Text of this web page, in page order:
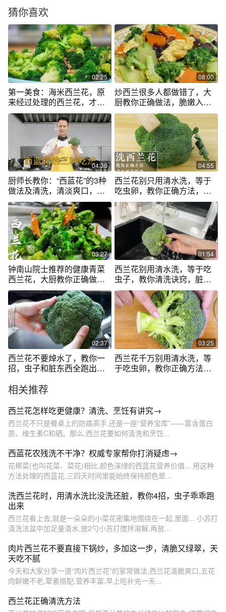
猜你喜欢
02:25
第一美食：海米西兰花，原
来经过处理的西兰花，才这
样青脆
08:00
炒西兰很多人都做错了，大
厨教你正确做法，脆嫩入味
下酒又下饭
04:36
厨师长教你：“西蓝花”的3种
做法及清洗，清淡爽口，操
作简单
04:55
西兰花别只用清水洗，等于
吃虫卵，教你正确方法，脏
东西全洗净
03:27
钟南山院士推荐的健康青菜
西兰花，大厨教你正确做
法，越吃越健康
01:54
西兰花别用清水洗，等于吃
虫子，教你清洗诀窍，脏东
西全去除
02:37
西兰花不要焯水了，教你一
招，虫子和脏东西全跑出
03:25
西兰花千万别用清水洗，等
于吃虫卵，教你正确方法，
相关推荐
西兰花怎样吃更健康？清洗、烹饪有讲究→
西兰花不只是餐桌上的防癌高手,还是一座“营养宝库”——富含蛋白
质、维生素C和硒。那么,西兰花要如何清洗和烹饪...
西蓝花农残洗不干净？权威专家帮你打消疑虑→
花椰菜(也叫花菜、菜花)相比,颜色深绿的西蓝花营养价值... 用这种
方法处理的西蓝花,三四天时间里能始终保持颜色翠...
洗西兰花时，用清水洗比没洗还脏，教你4招，虫子乖乖跑
出来
西兰花看上去,就是一朵朵的小菜花密集地围绕在一起,里面... 小苏打
清洗法盆中加足量清水,放2勺小苏打搅拌溶解,再放...
肉片西兰花不要直接下锅炒，多加这一步，清脆又绿翠，天
天吃不腻
今天和大家分享一道“肉片西兰花”的家常做法,西兰花清脆爽口,五花
肉鲜嫩不老,荤素搭配,营养丰富,早上吃补充一天...
西兰花正确清洗方法